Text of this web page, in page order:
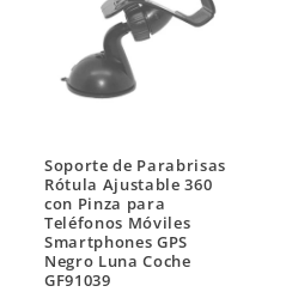
Soporte de Parabrisas
Rótula Ajustable 360
con Pinza para
Teléfonos Móviles
Smartphones GPS
Negro Luna Coche
GF91039